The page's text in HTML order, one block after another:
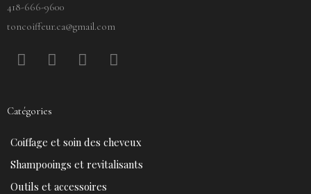
418-666-9600
toncoiffeur.ca@gmail.com
F
a
b
o
o
k
P
i
e
e
s
t
Y
o
b
e
I
n
r
a
Catégories
Coiffage et soin des cheveux
Shampooings et revitalisants
Outils et accessoires